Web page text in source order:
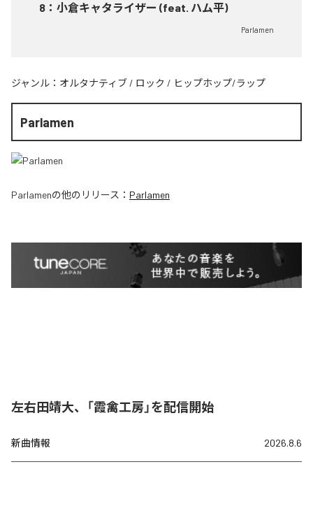
8 ： 小倉キャタライザー (feat. ハム平)
Parlamen
ジャンル： オルタナティブ / ロック / ヒップホップ/ラップ
Parlamen
Parlamenの他のリリース： Parlamen
左右田靖大、「霞禽工房」を配信開始
新曲情報 2026.8.6